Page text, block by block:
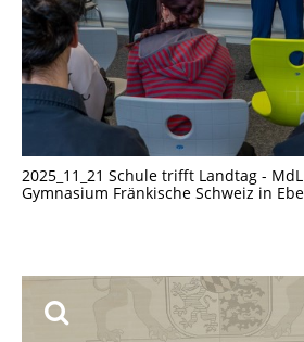
2025_11_21 Schule trifft Landtag -
Gymnasium Fränkische Schweiz in